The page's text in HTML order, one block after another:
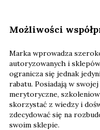
Możliwości
Marka wprowadza
autoryzowanych i
ogranicza się jednak
rabatu. Posiadają w
merytoryczne,
skorzystać z wiedzy i
zdecydować się na
swoim sklepie.